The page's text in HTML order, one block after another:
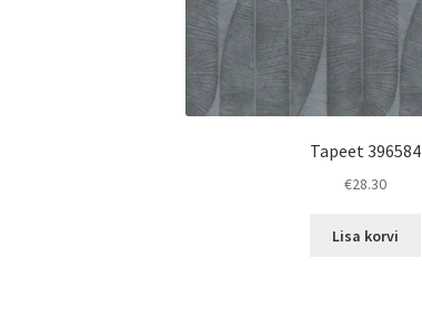
Tapeet 396584
€28.30
Lisa korvi